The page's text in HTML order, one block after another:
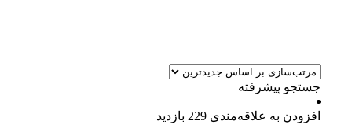
جستجو پیشرفته
افزودن به علاقه‌مندی 229 بازدید